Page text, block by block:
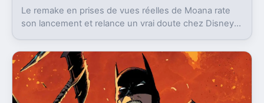
Le remake en prises de vues réelles de Moana rate
son lancement et relance un vrai doute chez Disney